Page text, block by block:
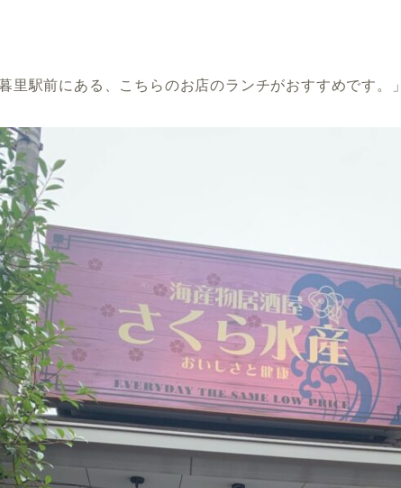
里駅前にある、こちらのお店のランチがおすすめです。」